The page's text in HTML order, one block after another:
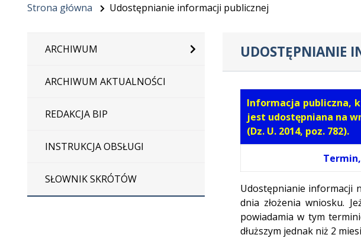
Strona główna Udostępnianie informacji publicznej
ARCHIWUM
ARCHIWUM AKTUALNOŚCI
REDAKCJA BIP
INSTRUKCJA OBSŁUGI
SŁOWNIK SKRÓTÓW
UDOSTĘPNIANIE
Informacja publiczna,
jest udostępniana na
(Dz. U. 2014, poz. 782).
Udostępnianie informacji
dnia złożenia wniosku.
powiadamia w tym
dłuższym jednak niż 2